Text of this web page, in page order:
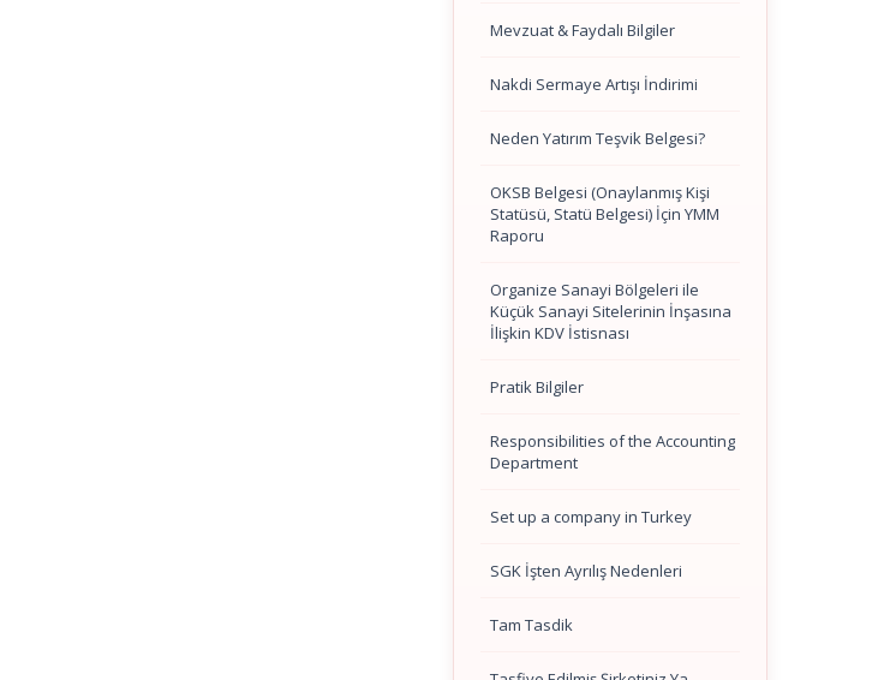
Mevzuat & Faydalı Bilgiler
Nakdi Sermaye Artışı İndirimi
Neden Yatırım Teşvik Belgesi?
OKSB Belgesi (Onaylanmış Kişi
Statüsü, Statü Belgesi) İçin YMM
Raporu
Organize Sanayi Bölgeleri ile
Küçük Sanayi Sitelerinin İnşasına
İlişkin KDV İstisnası
Pratik Bilgiler
Responsibilities of the Accounting
Department
Set up a company in Turkey
SGK İşten Ayrılış Nedenleri
Tam Tasdik